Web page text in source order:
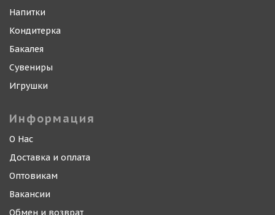
Напитки
Кондитерка
Бакалея
Сувениры
Игрушки
Информация
О Нас
Доставка и оплата
Оптовикам
Вакансии
Обмен и возврат